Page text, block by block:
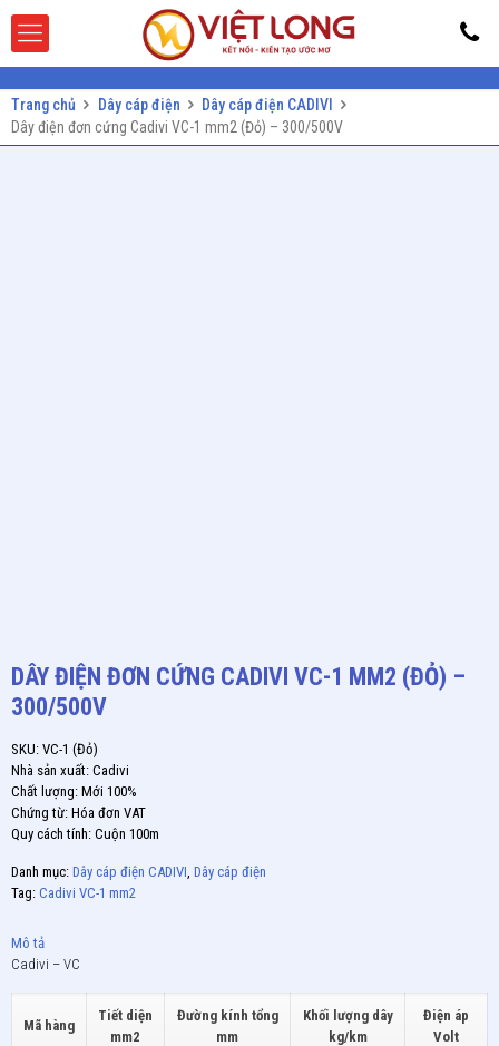
Trang chủ Dây cáp điện
Dây cáp điện CADIVI
Dây điện đơn cứng Cadivi VC-1 mm2 (Đỏ) – 300/500V
DÂY ĐIỆN ĐƠN CỨNG CADIVI VC-1 MM2 (ĐỎ) –
300/500V
SKU: VC-1 (Đỏ)
Nhà sản xuất: Cadivi
Chất lượng: Mới 100%
Chứng từ: Hóa đơn VAT
Quy cách tính: Cuộn 100m
Danh mục: Dây cáp điện CADIVI, Dây cáp điện
Tag: Cadivi VC-1 mm2
Mô tả
Cadivi – VC
Mã hàng
Tiết diện
mm2
Đường kính tổng
mm
Khối lượng dây
kg/km
Điện áp
Volt